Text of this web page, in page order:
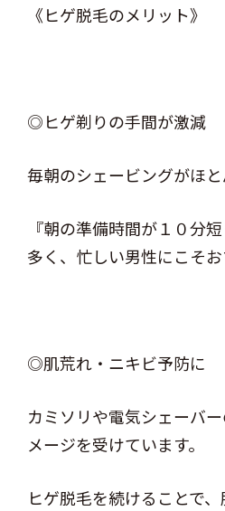
《ヒゲ脱毛のメリット》
◎ヒゲ剃りの手間が激減
毎朝のシェービングがほと
『朝の準備時間が１０分
多く、忙しい男性にこそお
◎肌荒れ・ニキビ予防に
カミソリや電気シェーバ
メージを受けています。
ヒゲ脱毛を続けることで